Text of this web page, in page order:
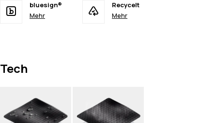
bluesign®
Mehr
Recycelt
Mehr
Tech